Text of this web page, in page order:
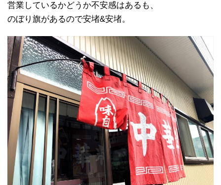
営業しているかどうか不安感はあるも、
のぼり旗があるので安堵&安堵。